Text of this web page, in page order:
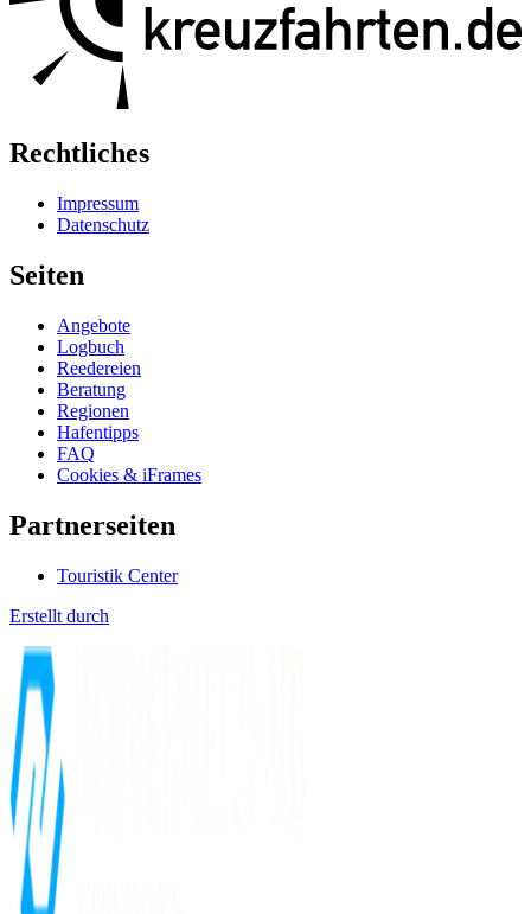
Rechtliches
Impressum
Datenschutz
Seiten
Angebote
Logbuch
Reedereien
Beratung
Regionen
Hafentipps
FAQ
Cookies & iFrames
Partnerseiten
Touristik Center
Erstellt durch